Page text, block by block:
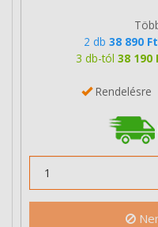
2 db 38 890 Ft
3 db-tól 38 190
Rendelésre